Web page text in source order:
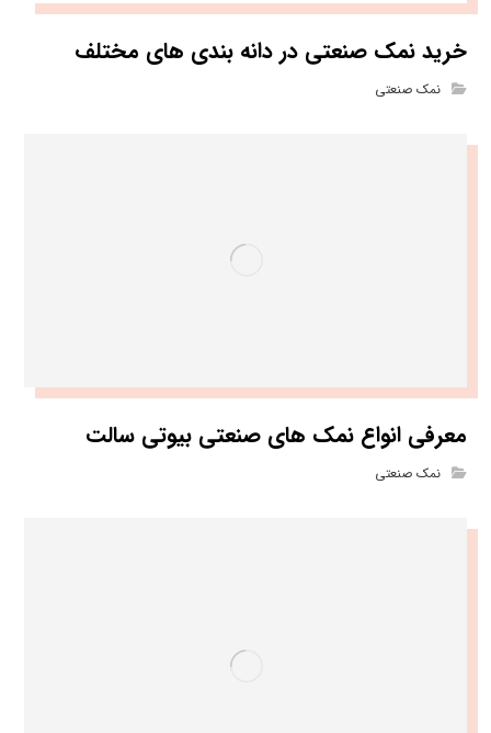
خرید نمک صنعتی در دانه بندی های مختلف
نمک صنعتی
معرفی انواع نمک های صنعتی بیوتی سالت
نمک صنعتی